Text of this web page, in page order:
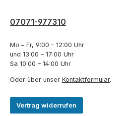
07071-977310
Mo – Fr, 9:00 – 12:00 Uhr
und 13:00 – 17:00 Uhr
Sa 10:00 – 14:00 Uhr
Oder über unser Kontaktformular.
Vertrag widerrufen